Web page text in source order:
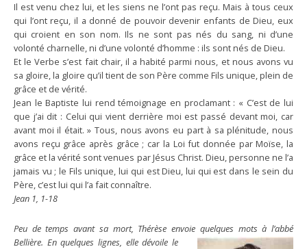
Il est venu chez lui, et les siens ne l’ont pas reçu. Mais à tous ceux
qui l’ont reçu, il a donné de pouvoir devenir enfants de Dieu, eux
qui croient en son nom. Ils ne sont pas nés du sang, ni d’une
volonté charnelle, ni d’une volonté d’homme : ils sont nés de Dieu.
Et le Verbe s’est fait chair, il a habité parmi nous, et nous avons vu
sa gloire, la gloire qu’il tient de son Père comme Fils unique, plein de
grâce et de vérité.
Jean le Baptiste lui rend témoignage en proclamant : « C’est de lui
que j’ai dit : Celui qui vient derrière moi est passé devant moi, car
avant moi il était. » Tous, nous avons eu part à sa plénitude, nous
avons reçu grâce après grâce ; car la Loi fut donnée par Moïse, la
grâce et la vérité sont venues par Jésus Christ. Dieu, personne ne l’a
jamais vu ; le Fils unique, lui qui est Dieu, lui qui est dans le sein du
Père, c’est lui qui l’a fait connaître.
Jean 1, 1-18
Peu de temps avant sa mort, Thérèse envoie quelques mots à l’abbé
Bellière. En quelques lignes, elle dévoile le